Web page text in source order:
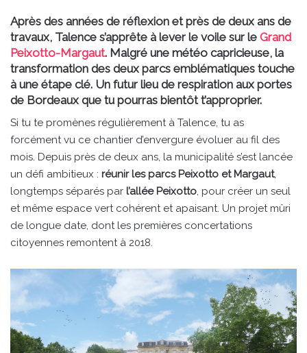
Après des années de réflexion et près de deux ans de
travaux, Talence s’apprête à lever le voile sur le Grand
Peixotto-Margaut. Malgré une météo capricieuse, la
transformation des deux parcs emblématiques touche
à une étape clé. Un futur lieu de respiration aux portes
de Bordeaux que tu pourras bientôt t’approprier.
Si tu te promènes régulièrement à Talence, tu as
forcément vu ce chantier d’envergure évoluer au fil des
mois. Depuis près de deux ans, la municipalité s’est lancée
un défi ambitieux : réunir les parcs Peixotto et Margaut,
longtemps séparés par l’allée Peixotto, pour créer un seul
et même espace vert cohérent et apaisant. Un projet mûri
de longue date, dont les premières concertations
citoyennes remontent à 2018.